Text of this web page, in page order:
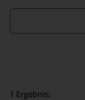
1 Ergebnis: